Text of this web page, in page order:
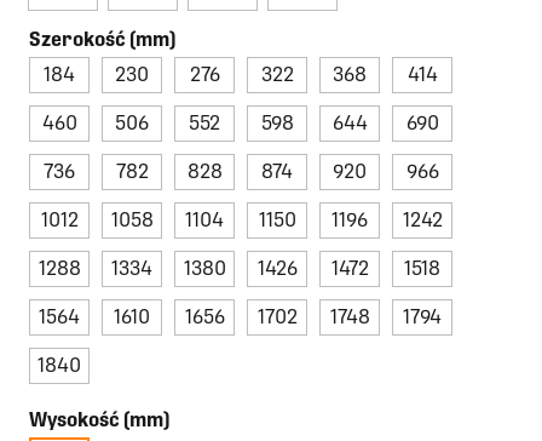
Szerokość (mm)
184
230 276 322 368 414
460 506 552 598 644 690
736 782 828 874 920 966
1012 1058 1104 1150 1196 1242
1288 1334 1380 1426 1472 1518
1564 1610 1656 1702 1748 1794
1840
Wysokość (mm)